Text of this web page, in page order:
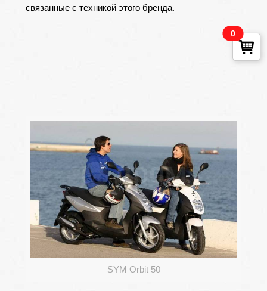
связанные с техникой этого бренда.
SYM Orbit 50
0